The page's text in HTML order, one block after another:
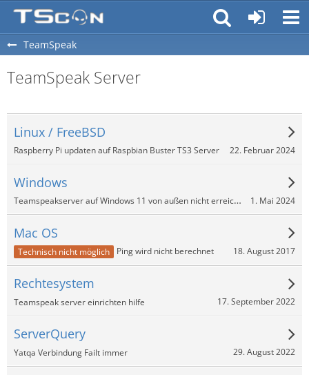
TeamSpeak
TeamSpeak Server
Linux / FreeBSD
Raspberry Pi updaten auf Raspbian Buster TS3 Server 22. Februar 2024
Windows
Teamspeakserver auf Windows 11 von außen nicht erreichbar 1. Mai 2024
Mac OS
Technisch nicht möglich Ping wird nicht berechnet 18. August 2017
Rechtesystem
Teamspeak server einrichten hilfe 17. September 2022
ServerQuery
Yatqa Verbindung Failt immer 29. August 2022